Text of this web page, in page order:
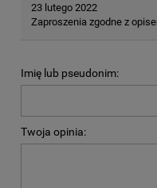
23 lutego 2022
Zaproszenia zgodne z
Imię lub pseudonim:
Twoja opinia: